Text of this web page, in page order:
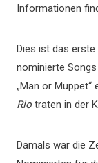
Informationen
Dies ist das erste
nominierte
„Man or Muppet“
Rio traten in der
Damals war die